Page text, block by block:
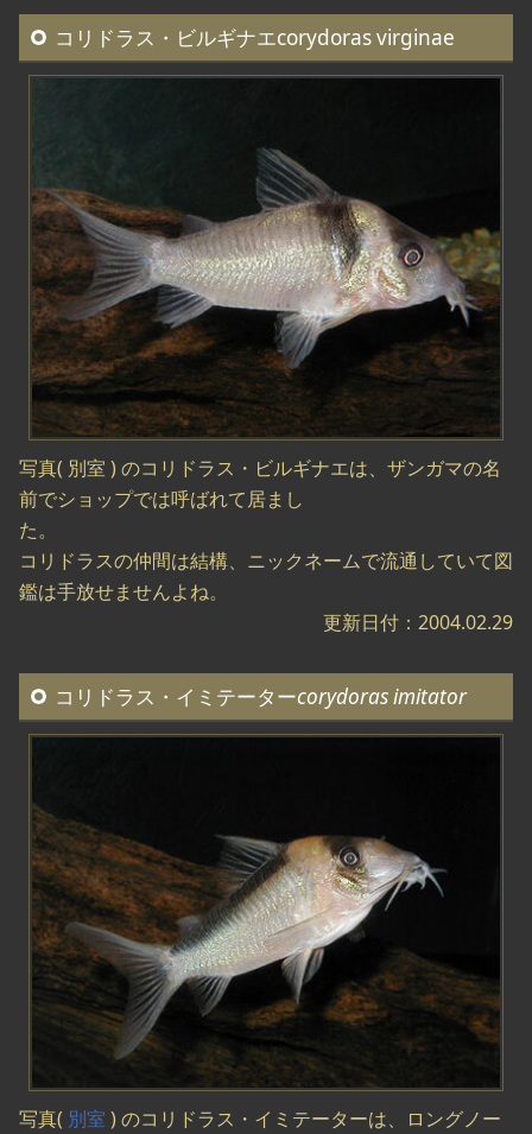
コリドラス・ビルギナエcorydoras virginae
写真( 別室 ) のコリドラス・ビルギナエは、ザンガマの名
前でショップでは呼ばれて居まし
た。
コリドラスの仲間は結構、ニックネームで流通していて図
鑑は手放せませんよね。
更新日付：2004.02.29
コリドラス・イミテーターcorydoras imitator
写真( 別室 ) のコリドラス・イミテーターは、ロングノー